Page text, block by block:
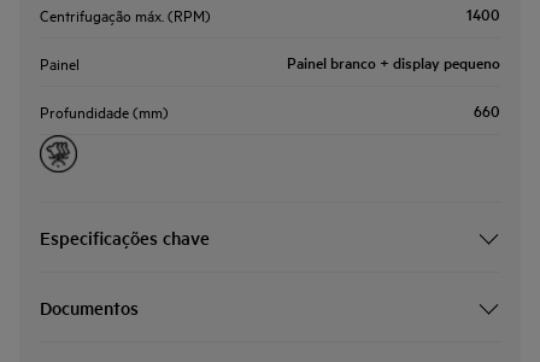
Centrifugação máx. (RPM) 1400
Painel Painel branco + display pequeno
Profundidade (mm) 660
Especificações chave
Documentos